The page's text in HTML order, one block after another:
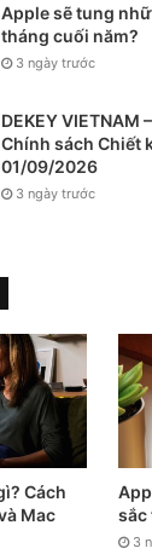
bạn có thể
– 30% rồi
MagSafe cho
bình thường.
là tránh để pin
17 Pro
Apple sẽ tung
tháng cuối năm?
3 ngày trước
DEKEY VIETNAM
Chính sách Chiết
01/09/2026
3 ngày trước
Cách
Mac
sắc
3